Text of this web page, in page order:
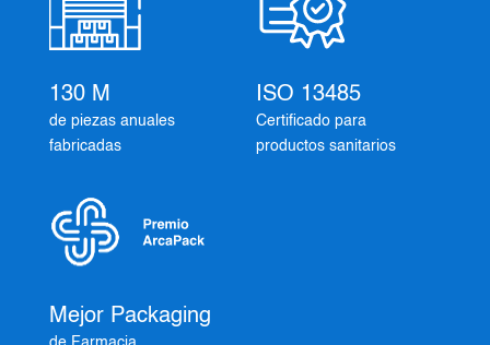
130 M
de piezas anuales
fabricadas
ISO 13485
Certificado para
productos sanitarios
Mejor Packaging